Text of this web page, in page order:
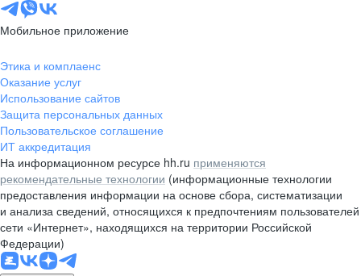
Мобильное приложение
Этика и комплаенс
Оказание услуг
Использование сайтов
Защита персональных данных
Пользовательское соглашение
ИТ аккредитация
На информационном ресурсе hh.ru применяются
рекомендательные технологии (информационные технологии
предоставления информации на основе сбора, систематизации
и анализа сведений, относящихся к предпочтениям пользователей
сети «Интернет», находящихся на территории Российской
Федерации)